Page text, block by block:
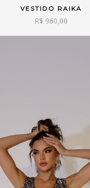
VER OPÇÕES
R$ 960,00
VESTIDO RAIKA